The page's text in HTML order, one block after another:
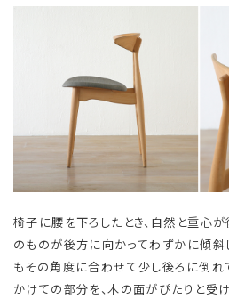
椅子に腰を下ろしたとき、自然と重心
のものが後方に向かってわずかに傾斜
もその角度に合わせて少し後ろに倒れ
かけての部分を、木の面がぴたりと受け